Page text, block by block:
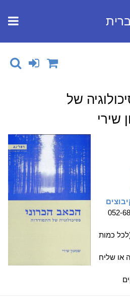
של
שירי
03-6990354,
(לכל כמות
או שליח